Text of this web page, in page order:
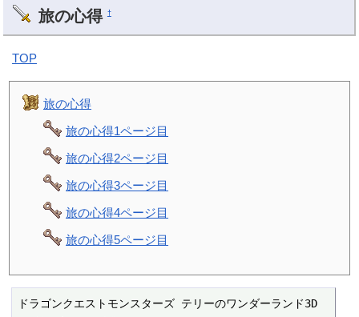
旅の心得 †
TOP
旅の心得
旅の心得1ページ目
旅の心得2ページ目
旅の心得3ページ目
旅の心得4ページ目
旅の心得5ページ目
ドラゴンクエストモンスターズ テリーのワンダーランド3D